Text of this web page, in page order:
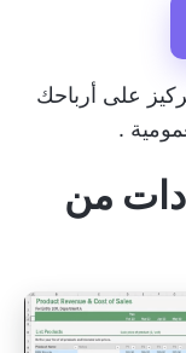
على أرباحك
.
من